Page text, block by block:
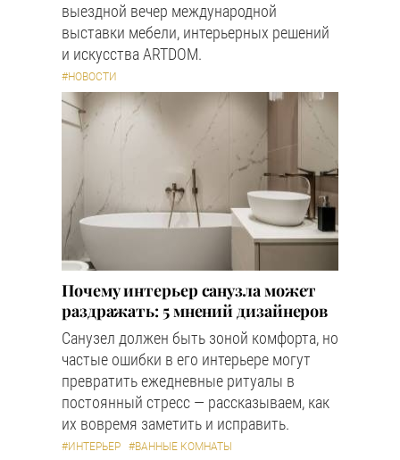
выездной вечер международной
выставки мебели, интерьерных решений
и искусства ARTDOM.
#НОВОСТИ
Почему интерьер санузла может
раздражать: 5 мнений дизайнеров
Санузел должен быть зоной комфорта, но
частые ошибки в его интерьере могут
превратить ежедневные ритуалы в
постоянный стресс — рассказываем, как
их вовремя заметить и исправить.
#ИНТЕРЬЕР #ВАННЫЕ КОМНАТЫ